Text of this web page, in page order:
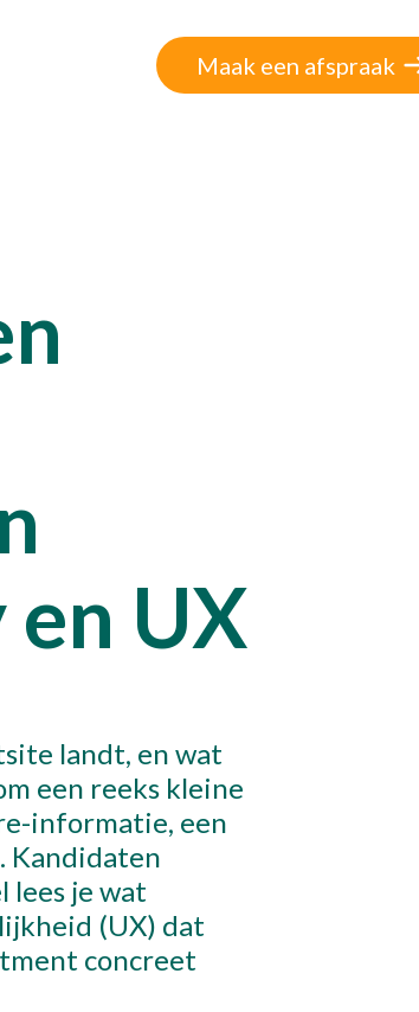
Maak een afspraak
Solution
bij
ons
een afspraak
UX
landt, en wat
een reeks kleine
informatie, een
Kandidaten
lees je wat
(UX) dat
concreet